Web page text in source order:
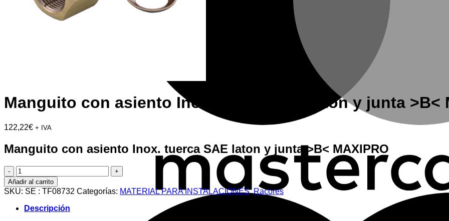
Manguito con asiento Inox. tuerca SAE laton y junta >B<
122,22€ + IVA
Manguito con asiento Inox. tuerca SAE laton y junta >B< MAXIPRO
Manguito
con
asiento
Inox.
tuerca
SAE
Añadir al carrito
SKU: SE : TF08732 Categorías: MATERIAL PARA INSTALACIONES,Racores
Descripción